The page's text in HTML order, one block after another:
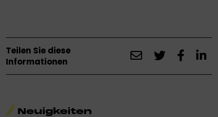
Teilen Sie diese
Informationen
Neuigkeiten